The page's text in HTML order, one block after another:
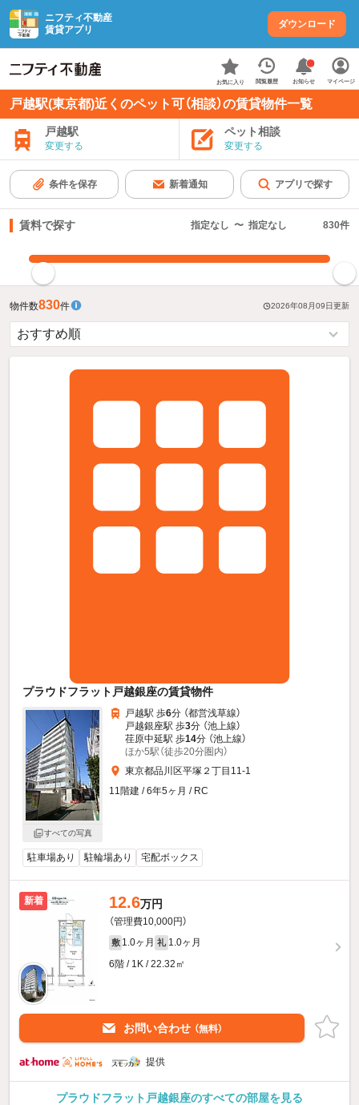
ニフティ不動産
賃貸アプリ
ダウンロード
お気に入り 閲覧履歴 お知らせ マイページ
戸越駅(東京都)近くのペット可（相談）の賃貸物件一覧
戸越駅
変更する
ペット相談
変更する
条件を保存 新着通知 アプリで探す
賃料で探す 指定なし 〜 指定なし 830件
物件数830件 2026年08月09日更新
プラウドフラット戸越銀座の賃貸物件
すべての写真
戸越駅 歩6分 （都営浅草線）
戸越銀座駅 歩3分 （池上線）
荏原中延駅 歩14分 （池上線）
ほか5駅（徒歩20分圏内）
東京都品川区平塚２丁目11-1
11階建 / 6年5ヶ月 / RC
駐車場あり 駐輪場あり 宅配ボックス
新着 12.6万円
（管理費10,000円）
敷 1.0ヶ月 礼 1.0ヶ月
6階 / 1K / 22.32㎡
お問い合わせ （無料）
提供
プラウドフラット戸越銀座のすべての部屋を見る